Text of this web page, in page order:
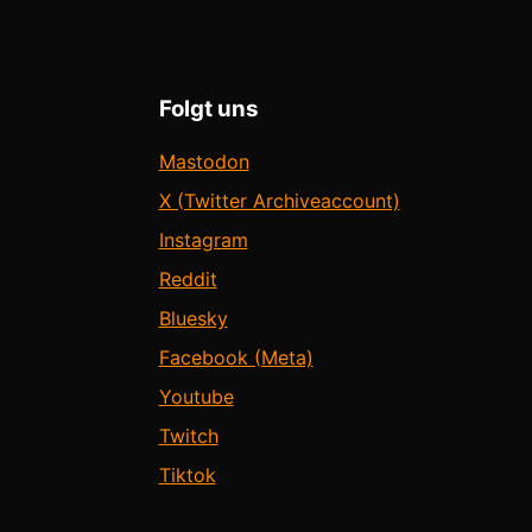
Folgt uns
Mastodon
X (Twitter Archiveaccount)
Instagram
Reddit
Bluesky
Facebook (Meta)
Youtube
Twitch
Tiktok